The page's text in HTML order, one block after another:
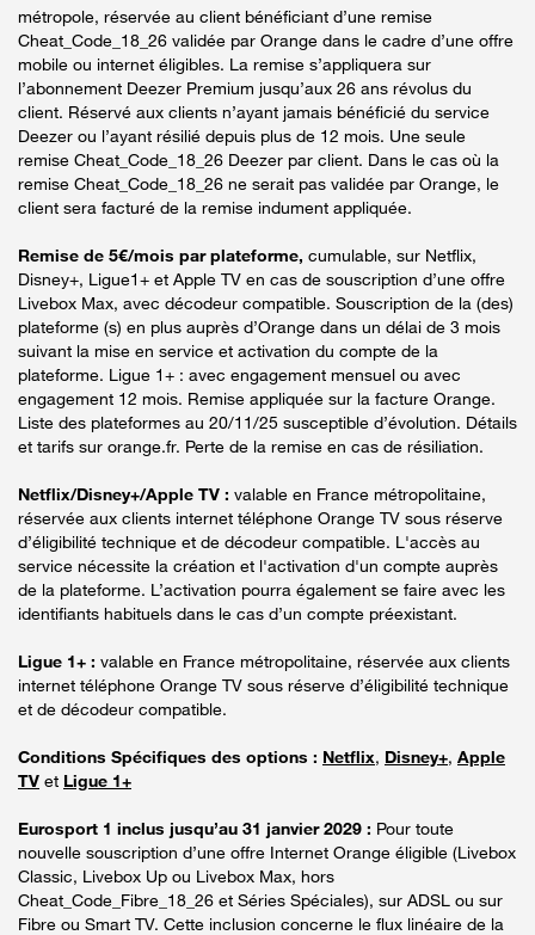
métropole, réservée au client bénéficiant d’une remise
Cheat_Code_18_26 validée par Orange dans le cadre d’une offre
mobile ou internet éligibles. La remise s’appliquera sur
l’abonnement Deezer Premium jusqu’aux 26 ans révolus du
client. Réservé aux clients n’ayant jamais bénéficié du service
Deezer ou l’ayant résilié depuis plus de 12 mois. Une seule
remise Cheat_Code_18_26 Deezer par client. Dans le cas où la
remise Cheat_Code_18_26 ne serait pas validée par Orange, le
client sera facturé de la remise indument appliquée.
Remise de 5€/mois par plateforme, cumulable, sur Netflix,
Disney+, Ligue1+ et Apple TV en cas de souscription d’une offre
Livebox Max, avec décodeur compatible. Souscription de la (des)
plateforme (s) en plus auprès d’Orange dans un délai de 3 mois
suivant la mise en service et activation du compte de la
plateforme. Ligue 1+ : avec engagement mensuel ou avec
engagement 12 mois. Remise appliquée sur la facture Orange.
Liste des plateformes au 20/11/25 susceptible d’évolution. Détails
et tarifs sur orange.fr. Perte de la remise en cas de résiliation.
Netflix/Disney+/Apple TV : valable en France métropolitaine,
réservée aux clients internet téléphone Orange TV sous réserve
d’éligibilité technique et de décodeur compatible. L'accès au
service nécessite la création et l'activation d'un compte auprès
de la plateforme. L’activation pourra également se faire avec les
identifiants habituels dans le cas d’un compte préexistant.
Ligue 1+ : valable en France métropolitaine, réservée aux clients
internet téléphone Orange TV sous réserve d’éligibilité technique
et de décodeur compatible.
Conditions Spécifiques des options : Netflix, Disney+, Apple
TV et Ligue 1+
Eurosport 1 inclus jusqu’au 31 janvier 2029 : Pour toute
nouvelle souscription d’une offre Internet Orange éligible (Livebox
Classic, Livebox Up ou Livebox Max, hors
Cheat_Code_Fibre_18_26 et Séries Spéciales), sur ADSL ou sur
Fibre ou Smart TV. Cette inclusion concerne le flux linéaire de la